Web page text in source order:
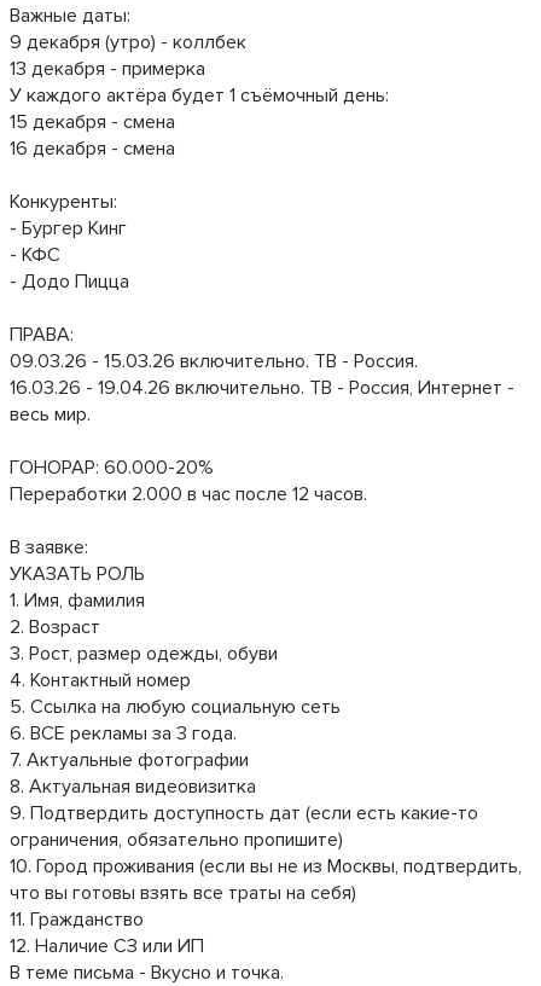
Важные даты:
9 декабря (утро) - коллбек
13 декабря - примерка
У каждого актёра будет 1 съёмочный день:
15 декабря - смена
16 декабря - смена
Конкуренты:
- Бургер Кинг
- КФС
- Додо Пицца
ПРАВА:
09.03.26 - 15.03.26 включительно. ТВ - Россия.
16.03.26 - 19.04.26 включительно. ТВ - Россия, Интернет -
весь мир.
ГОНОРАР: 60.000-20%
Переработки 2.000 в час после 12 часов.
В заявке:
УКАЗАТЬ РОЛЬ
1. Имя, фамилия
2. Возраст
3. Рост, размер одежды, обуви
4. Контактный номер
5. Ссылка на любую социальную сеть
6. ВСЕ рекламы за 3 года.
7. Актуальные фотографии
8. Актуальная видеовизитка
9. Подтвердить доступность дат (если есть какие-то
ограничения, обязательно пропишите)
10. Город проживания (если вы не из Москвы, подтвердить,
что вы готовы взять все траты на себя)
11. Гражданство
12. Наличие СЗ или ИП
В теме письма - Вкусно и точка.